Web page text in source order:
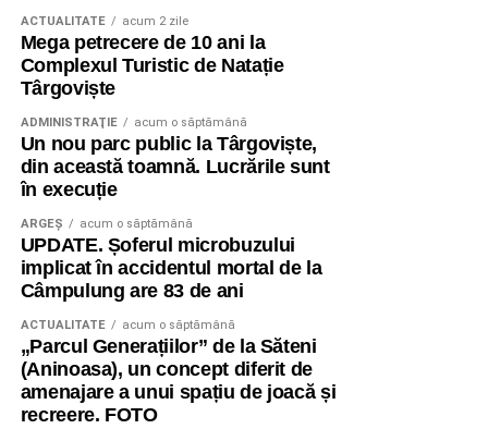
ACTUALITATE acum 2 zile
Mega petrecere de 10 ani la
Complexul Turistic de Natație
Târgoviște
ADMINISTRAŢIE acum o săptămână
Un nou parc public la Târgoviște,
din această toamnă. Lucrările sunt
în execuție
ARGEȘ acum o săptămână
UPDATE. Șoferul microbuzului
implicat în accidentul mortal de la
Câmpulung are 83 de ani
ACTUALITATE acum o săptămână
„Parcul Generațiilor” de la Săteni
(Aninoasa), un concept diferit de
amenajare a unui spațiu de joacă și
recreere. FOTO